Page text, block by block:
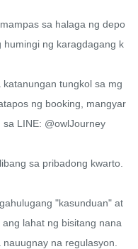
sa halaga ng depo
ng karagdagang k
tungkol sa mg
ng booking, mangyar
LINE: @owlJourney
sa pribadong kwarto.
"kasunduan" at
lahat ng bisitang nana
na regulasyon.